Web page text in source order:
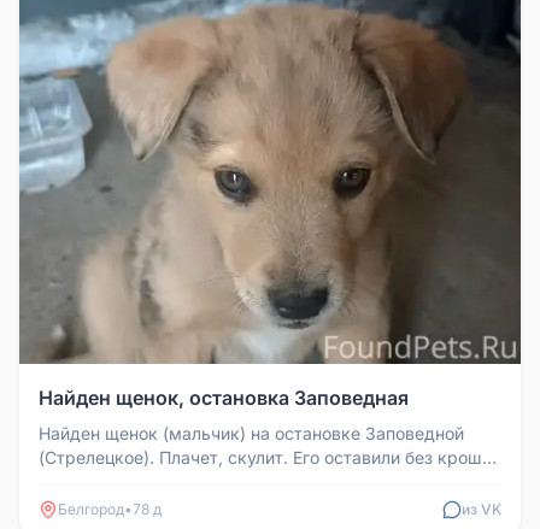
Найден щенок, остановка Заповедная
Найден щенок (мальчик) на остановке Заповедной
(Стрелецкое). Плачет, скулит. Его оставили без крошки
Белгород•78 д из VK